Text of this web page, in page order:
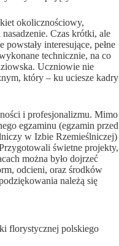
okolicznościowy,
Czas krótki, ale
interesujące, pełne
technicznie, na co
Uczniowie nie
który – ku uciesze kadry
i profesjonalizmu. Mimo
egzaminu (egzamin przed
w Izbie Rzemieślniczej)
świetne projekty,
można było dojrzeć
odcieni, oraz środków
należą się
florystycznej polskiego